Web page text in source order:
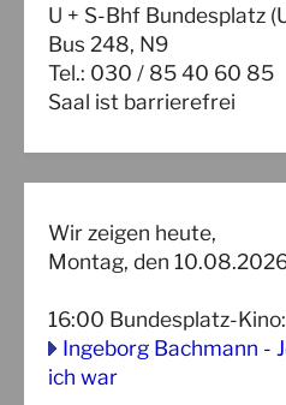
U + S-Bhf Bundesplatz
Bus 248, N9
Tel.: 030 / 85 40 60 85
Saal ist barrierefrei
Wir zeigen heute,
Montag, den
16:00 Bundesplatz-Kino:
Ingeborg Bachmann -
ich war